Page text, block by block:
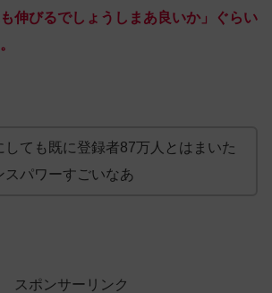
伸びるでしょうしまあ良いか」ぐらい
しても既に登録者87万人とはまいた
スパワーすごいなあ
スポンサーリンク